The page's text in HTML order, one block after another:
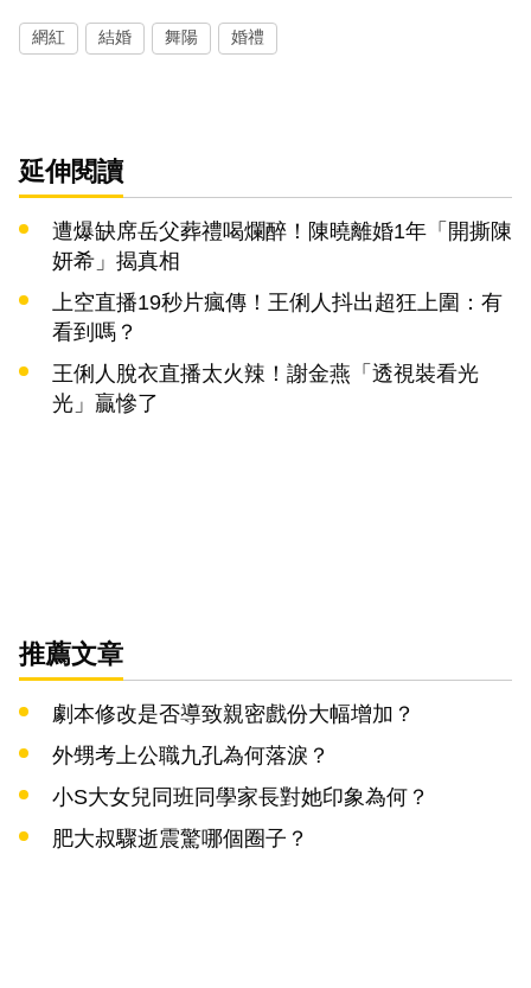
網紅 結婚 舞陽 婚禮
延伸閱讀
遭爆缺席岳父葬禮喝爛醉！陳曉離婚1年「開撕陳
妍希」揭真相
上空直播19秒片瘋傳！王俐人抖出超狂上圍：有
看到嗎？
王俐人脫衣直播太火辣！謝金燕「透視裝看光
光」贏慘了
推薦文章
劇本修改是否導致親密戲份大幅增加？
外甥考上公職九孔為何落淚？
小S大女兒同班同學家長對她印象為何？
肥大叔驟逝震驚哪個圈子？